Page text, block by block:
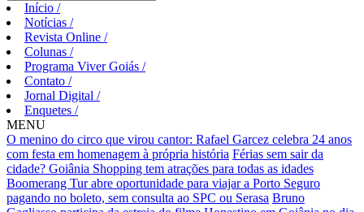
Início /
Notícias /
Revista Online /
Colunas /
Programa Viver Goiás /
Contato /
Jornal Digital /
Enquetes /
MENU
O menino do circo que virou cantor: Rafael Garcez celebra 24 anos
com festa em homenagem à própria história Férias sem sair da
cidade? Goiânia Shopping tem atrações para todas as idades
Boomerang Tur abre oportunidade para viajar a Porto Seguro
pagando no boleto, sem consulta ao SPC ou Serasa Bruno